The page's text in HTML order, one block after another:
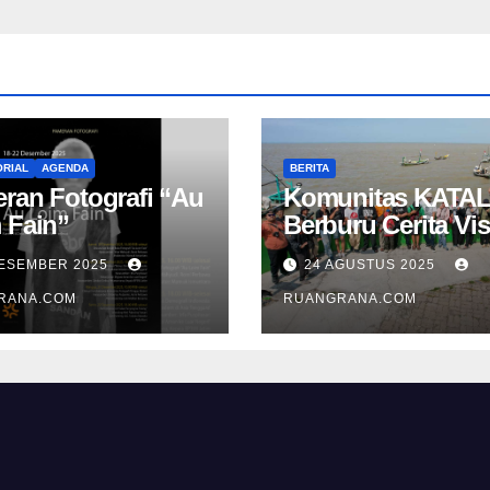
AGENDA
Fotografi “Au
2025
BERITA
Komunitas
Berburu Cerita
di Pesisir
24 AGUSTUS 2025
RUANGRANA.COM